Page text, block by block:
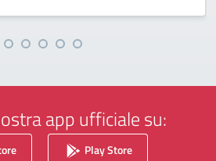
app ufficiale su:
Play Store